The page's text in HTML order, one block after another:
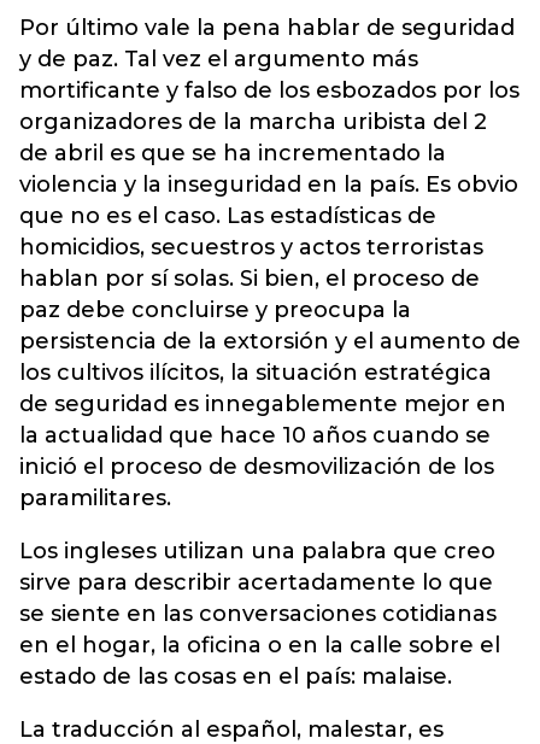
Por último vale la pena hablar de seguridad
y de paz. Tal vez el argumento más
mortificante y falso de los esbozados por los
organizadores de la marcha uribista del 2
de abril es que se ha incrementado la
violencia y la inseguridad en la país. Es obvio
que no es el caso. Las estadísticas de
homicidios, secuestros y actos terroristas
hablan por sí solas. Si bien, el proceso de
paz debe concluirse y preocupa la
persistencia de la extorsión y el aumento de
los cultivos ilícitos, la situación estratégica
de seguridad es innegablemente mejor en
la actualidad que hace 10 años cuando se
inició el proceso de desmovilización de los
paramilitares.
Los ingleses utilizan una palabra que creo
sirve para describir acertadamente lo que
se siente en las conversaciones cotidianas
en el hogar, la oficina o en la calle sobre el
estado de las cosas en el país: malaise.
La traducción al español, malestar, es